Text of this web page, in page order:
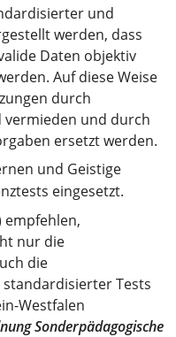
und
werden, dass
Daten objektiv
Auf diese Weise
durch
vermieden und durch
ersetzt werden.
und Geistige
eingesetzt.
empfehlen,
nur die
die
Tests
Westfalen
Sonderpädagogische